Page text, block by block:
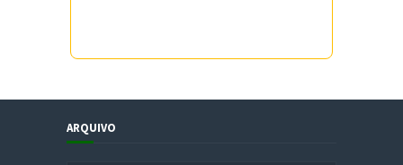
ARQUIVO